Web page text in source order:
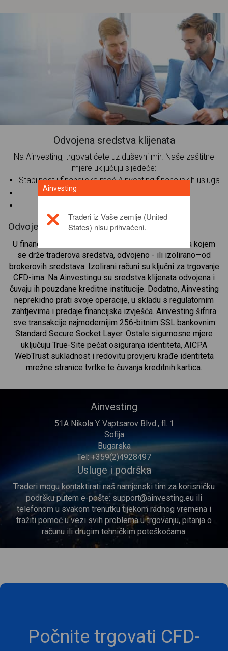
Odvojena sredstva klijenata
Na Ainvesting, trgovat ćete uz duševni mir. Naše zaštitne
mjere uključuju sljedeće:
Stabilnost i financijska moć Ainvesting financijskih usluga
Odvojeni računi
U financijskom trgovanju, odvojeni račun je račun na kojem
se drže traderova sredstva, odvojeno - ili izolirano—od
brokerovih sredstava. Izolirani računi su ključni za trgovanje
CFD-ima. Na Ainvestingu su sredstva klijenata odvojena i
čuvaju ih pouzdane kreditne institucije. Dodatno, Ainvesting
neprekidno prati svoje operacije, u skladu s regulatornim
zahtjevima i predaje financijska izvješća. Ainvesting šifrira
sve transakcije najmodernijim 256-bitnim SSL bankovnim
Standard Secure Socket Layer. Ostale sigurnosne mjere
uključuju True-Site pečat osiguranja identiteta, AICPA
WebTrust sukladnost i redovitu provjeru krađe identiteta
mrežne stranice tvrtke te čuvanja kreditnih kartica.
Ainvesting
51A Nikola Y. Vaptsarov Blvd., fl. 1
Sofija
Bugarska
Tel: +359(2)4928497
Usluge i podrška
Traderi mogu kontaktirati naš namjenski tim za korisničku
podršku putem e-pošte: support@ainvesting.eu ili
telefonom u svakom trenutku tijekom radnog vremena i
tražiti pomoć u vezi svih problema u trgovanju, pitanja o
računu ili drugim tehničkim poteškoćama.
Počnite trgovati CFD-
Ainvesting
Traderi iz Vaše zemlje (United
States) nisu prihvaćeni.